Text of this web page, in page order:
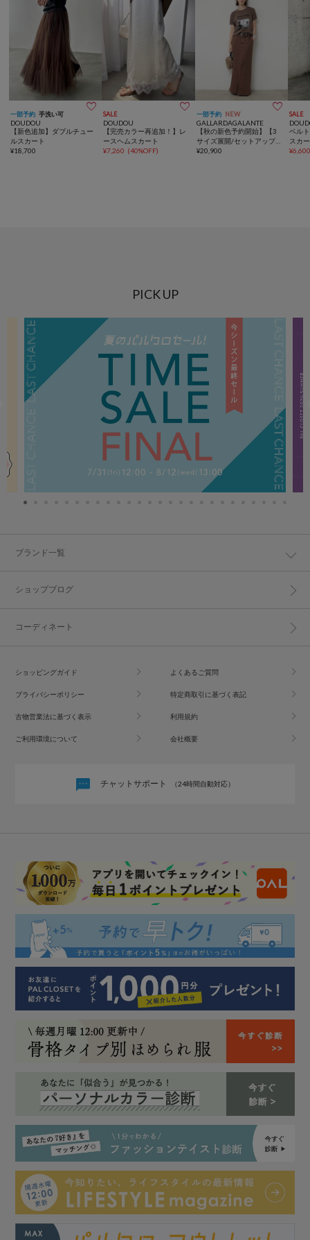
一部予約 手洗い可 
DOUDOU
【新色追加】ダブルチュー
ルスカート
¥18,700
SALE 
DOUDOU
【完売カラー再追加！】レ
ースヘムスカート
¥7,260 (40%OFF)
一部予約 NEW 
GALLARDAGALANTE
【秋の新色予約開始】【3
サイズ展開/セットアップ対
応】リヨセルスリットスカ
¥20,900
SALE
ベル
スカ
¥
PICK UP
ブランド一覧
ショップブログ
コーディネート
ショッピングガイド よくあるご質問
プライバシーポリシー 特定商取引に基づく表記
古物営業法に基づく表示 利用規約
ご利用環境について 会社概要
チャットサポート （24時間自動対応）